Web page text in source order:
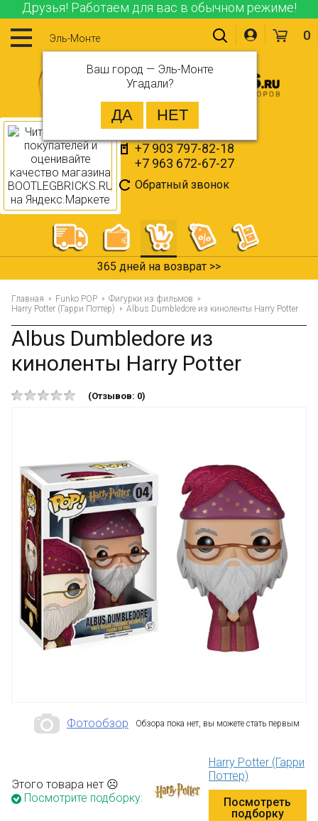
Друзья! Работаем для вас в обычном режиме!
Эль-Монте
Ваш город — Эль-Монте
Угадали?
+7 903 797-82-18
+7 963 672-67-27
Обратный звонок
0
365 дней на возврат >>
Главная Funko POP
Фигурки из фильмов
Harry Potter (Гарри Поттер)
Albus Dumbledore из киноленты Harry Potter
Albus Dumbledore из
киноленты Harry Potter
(Отзывов: 0)
Фотообзор Обзора пока нет, вы можете стать первым
Этого товара нет ☹
Посмотрите подборку:
Harry Potter (Гарри
Поттер)
Посмотреть
подборку